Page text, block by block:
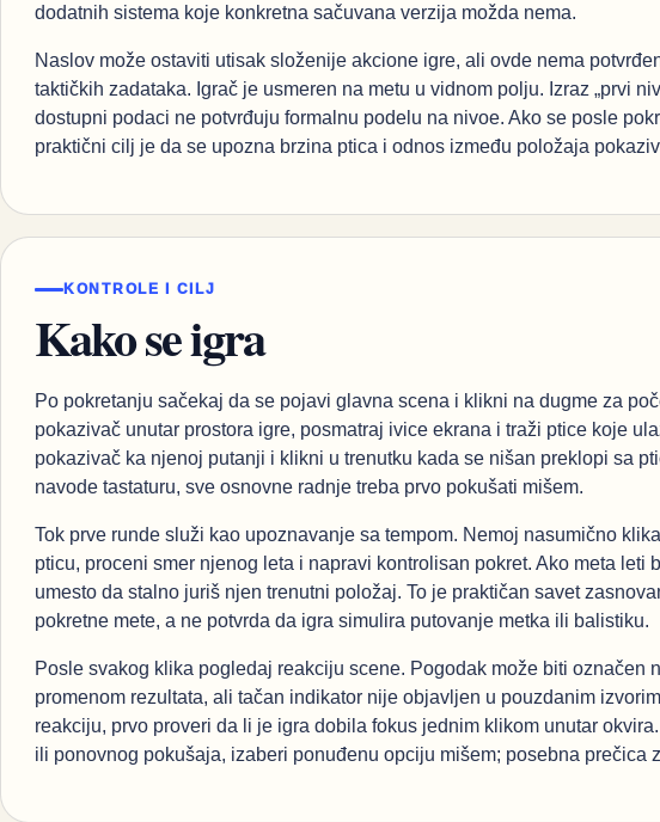
dodatnih sistema koje konkretna sačuvana verzija možda nema.
Naslov može ostaviti utisak složenije akcione igre, ali ovde nema
taktičkih zadataka. Igrač je usmeren na metu u vidnom polju. Izraz „prvi
dostupni podaci ne potvrđuju formalnu podelu na nivoe. Ako se posle
praktični cilj je da se upozna brzina ptica i odnos između položaja
KONTROLE I CILJ
Kako se igra
Po pokretanju sačekaj da se pojavi glavna scena i klikni na dugme za
pokazivač unutar prostora igre, posmatraj ivice ekrana i traži ptice koje
pokazivač ka njenoj putanji i klikni u trenutku kada se nišan preklopi sa
navode tastaturu, sve osnovne radnje treba prvo pokušati mišem.
Tok prve runde služi kao upoznavanje sa tempom. Nemoj nasumično
pticu, proceni smer njenog leta i napravi kontrolisan pokret. Ako meta leti
umesto da stalno juriš njen trenutni položaj. To je praktičan savet
pokretne mete, a ne potvrda da igra simulira putovanje metka ili balistiku.
Posle svakog klika pogledaj reakciju scene. Pogodak može biti označen
promenom rezultata, ali tačan indikator nije objavljen u pouzdanim
reakciju, prvo proveri da li je igra dobila fokus jednim klikom unutar
ili ponovnog pokušaja, izaberi ponuđenu opciju mišem; posebna prečica